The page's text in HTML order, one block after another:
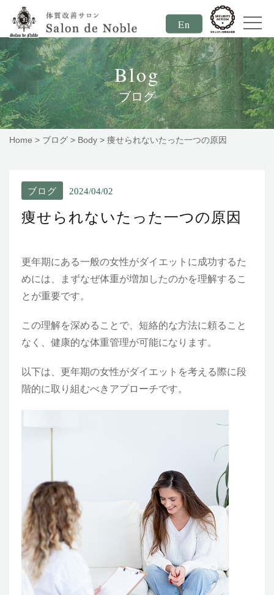
En
Blog
ブログ
Home > ブログ > Body > 痩せられないたった一つの原因
ブログ 2024/04/02
痩せられないたった一つの原因
更年期にある一般の女性がダイエットに成功するた
めには、まずなぜ体重が増加したのかを理解するこ
とが重要です。
この理解を深めることで、短絡的な方法に頼ること
なく、健康的な体重管理が可能になります。
以下は、更年期の女性がダイエットを考える際に段
階的に取り組むべきアプローチです。